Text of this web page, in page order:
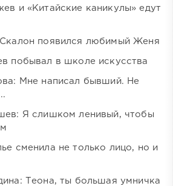
и «Китайские каникулы» едут
появился любимый Женя
побывал в школе искусства
Мне написал бывший. Не
Я слишком ленивый, чтобы
сменила не только лицо, но и
Теона, ты большая умничка